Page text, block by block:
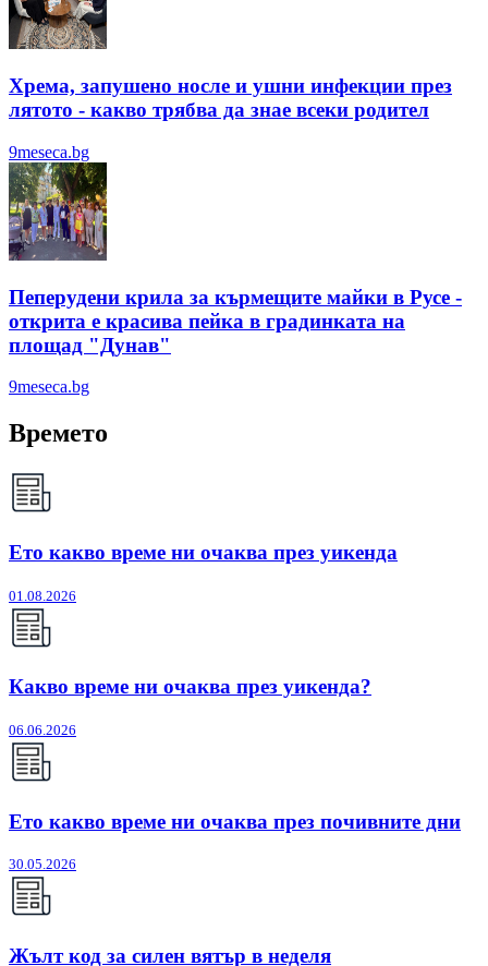
Хрема, запушено носле и ушни инфекции през
лятотo - какво трябва да знае всеки родител
9meseca.bg
Пеперудени крила за кърмещите майки в Русе -
открита е красива пейка в градинката на
площад "Дунав"
9meseca.bg
Времето
Ето какво време ни очаква през уикенда
01.08.2026
Какво време ни очаква през уикенда?
06.06.2026
Ето какво време ни очаква през почивните дни
30.05.2026
Жълт код за силен вятър в неделя